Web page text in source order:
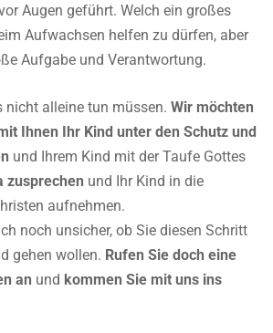
Augen geführt. Welch ein großes
Aufwachsen helfen zu dürfen, aber
Aufgabe und Verantwortung.
nicht alleine tun müssen. Wir möchten
Ihnen Ihr Kind unter den Schutz und
und Ihrem Kind mit der Taufe Gottes
zusprechen und Ihr Kind in die
aufnehmen.
noch unsicher, ob Sie diesen Schritt
gehen wollen. Rufen Sie doch eine
an und kommen Sie mit uns ins